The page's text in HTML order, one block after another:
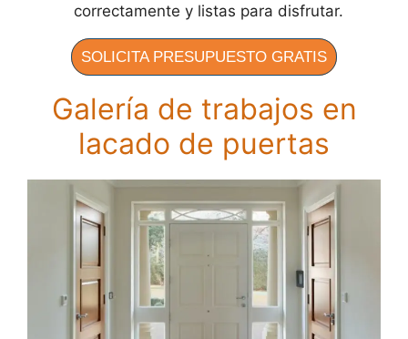
correctamente y listas para disfrutar.
SOLICITA PRESUPUESTO GRATIS
Galería de trabajos en
lacado de puertas